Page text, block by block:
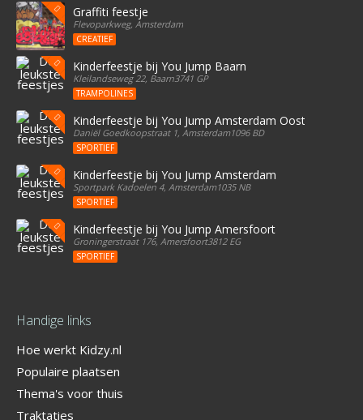
Graffiti feestje
Flevoparkweg, Amsterdam
CREATIEF
Kinderfeestje bij You Jump Baarn
Kleilandseweg 22, Baarn3741 GP
TRAMPOLINES
Kinderfeestje bij You Jump Amsterdam Oost
Daniël Goedkoopstraat 1, Amsterdam1096 BD
SPORTIEF
Kinderfeestje bij You Jump Amsterdam
Sportpark Kadoelen 4, Amsterdam1035 NB
SPORTIEF
Kinderfeestje bij You Jump Amersfoort
Groningerstraat 176, Amersfoort3812 EG
SPORTIEF
Handige links
Hoe werkt Kidzy.nl
Populaire plaatsen
Thema's voor thuis
Traktaties